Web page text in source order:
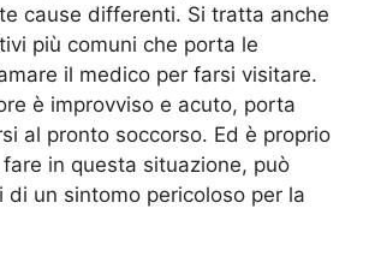
cause differenti. Si tratta anche
più comuni che porta le
il medico per farsi visitare.
è improvviso e acuto, porta
al pronto soccorso. Ed è proprio
fare in questa situazione, può
un sintomo pericoloso per la